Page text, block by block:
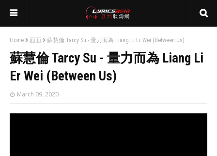
Home 面面 蘇慧倫 Tarcy Su - 量力而為 Liang Li Er Wei (Between Us)
蘇慧倫 Tarcy Su - 量力而為 Liang Li
Er Wei (Between Us)
March 09, 2020